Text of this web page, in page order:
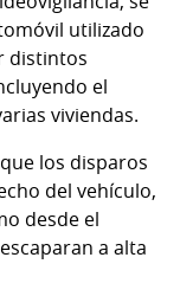
utilizado
distintos
el
viviendas.
los disparos
del vehículo,
desde el
a alta